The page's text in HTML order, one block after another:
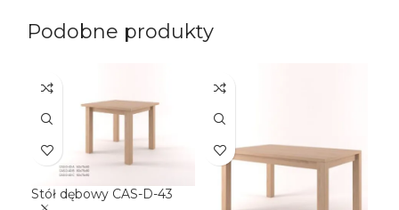
Podobne produkty
Stół dębowy CAS-D-43